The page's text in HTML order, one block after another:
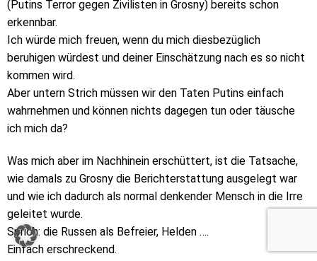
(Putins Terror gegen Zivilisten in Grosny) bereits schon
erkennbar.
Ich würde mich freuen, wenn du mich diesbezüglich
beruhigen würdest und deiner Einschätzung nach es so nicht
kommen wird.
Aber untern Strich müssen wir den Taten Putins einfach
wahrnehmen und können nichts dagegen tun oder täusche
ich mich da?
Was mich aber im Nachhinein erschüttert, ist die Tatsache,
wie damals zu Grosny die Berichterstattung ausgelegt war
und wie ich dadurch als normal denkender Mensch in die Irre
geleitet wurde.
Sprich: die Russen als Befreier, Helden ….
Einfach erschreckend.